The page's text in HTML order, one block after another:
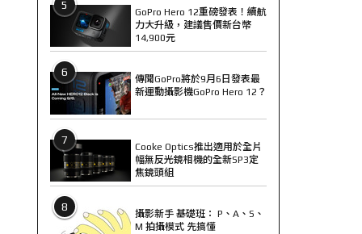
5
GoPro Hero 12重磅發表！續航
力大升級，建議售價新台幣
14,900元
6
傳聞GoPro將於9月6日發表最
新運動攝影機GoPro Hero 12？
7
Cooke Optics推出適用於全片
幅無反光鏡相機的全新SP3定
焦鏡頭組
8
攝影新手 基礎班： P、A、S、
M 拍攝模式 先搞懂